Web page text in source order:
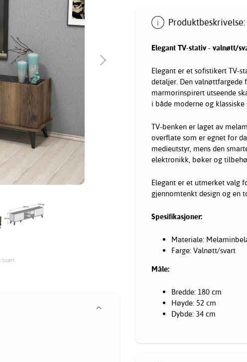
svart
Produktbeskrivelse:
Elegant TV-stativ - valnøtt/
Elegant er et sofistikert TV-
detaljer. Den valnøttfargede
marmorinspirert utseende
i både moderne og klassiske
TV-benken er laget av
overflate som er egnet for
medieutstyr, mens den
elektronikk, bøker og
Elegant er et utmerket valg
gjennomtenkt design og en
Spesifikasjoner:
Materiale:
Farge: Valnøtt/svart
Måle:
Bredde: 180 cm
Høyde: 52 cm
Dybde: 34 cm